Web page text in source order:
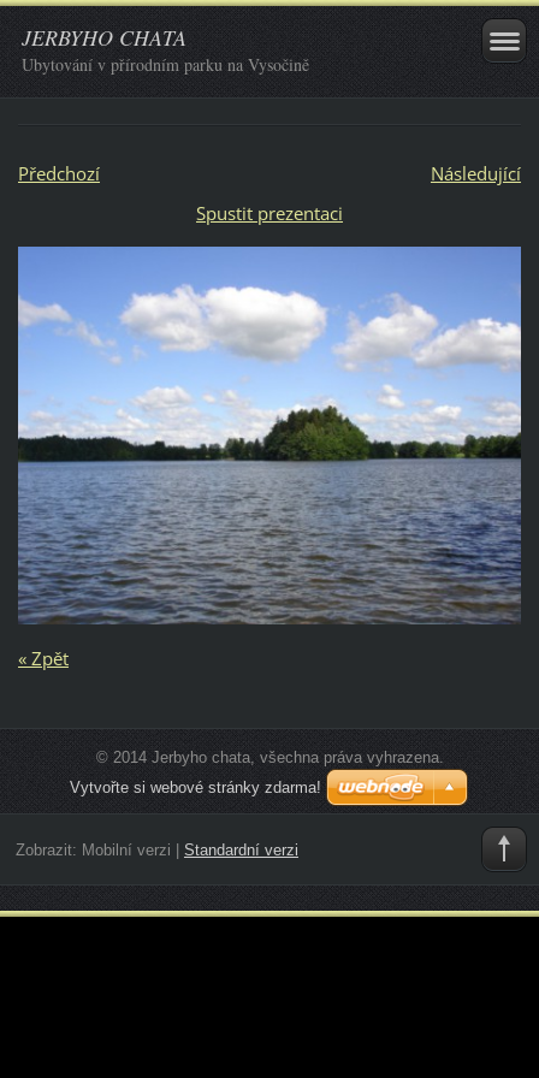
JERBYHO CHATA
Ubytování v přírodním parku na Vysočině
Předchozí
Následující
Spustit prezentaci
« Zpět
© 2014 Jerbyho chata, všechna práva vyhrazena.
Vytvořte si webové stránky zdarma!
Zobrazit: Mobilní verzi Standardní verzi